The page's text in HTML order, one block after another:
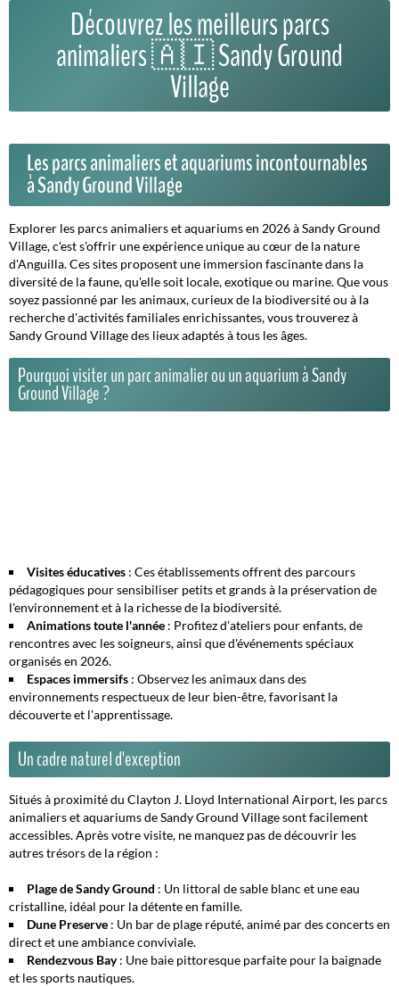
Découvrez les meilleurs parcs
animaliers 🇦🇮 Sandy Ground
Village
Les parcs animaliers et aquariums incontournables
à Sandy Ground Village
Explorer les parcs animaliers et aquariums en 2026 à Sandy Ground
Village, c'est s'offrir une expérience unique au cœur de la nature
d'Anguilla. Ces sites proposent une immersion fascinante dans la
diversité de la faune, qu'elle soit locale, exotique ou marine. Que vous
soyez passionné par les animaux, curieux de la biodiversité ou à la
recherche d'activités familiales enrichissantes, vous trouverez à
Sandy Ground Village des lieux adaptés à tous les âges.
Pourquoi visiter un parc animalier ou un aquarium à Sandy
Ground Village ?
Visites éducatives : Ces établissements offrent des parcours
pédagogiques pour sensibiliser petits et grands à la préservation de
l'environnement et à la richesse de la biodiversité.
Animations toute l'année : Profitez d'ateliers pour enfants, de
rencontres avec les soigneurs, ainsi que d'événements spéciaux
organisés en 2026.
Espaces immersifs : Observez les animaux dans des
environnements respectueux de leur bien-être, favorisant la
découverte et l'apprentissage.
Un cadre naturel d'exception
Situés à proximité du Clayton J. Lloyd International Airport, les parcs
animaliers et aquariums de Sandy Ground Village sont facilement
accessibles. Après votre visite, ne manquez pas de découvrir les
autres trésors de la région :
Plage de Sandy Ground : Un littoral de sable blanc et une eau
cristalline, idéal pour la détente en famille.
Dune Preserve : Un bar de plage réputé, animé par des concerts en
direct et une ambiance conviviale.
Rendezvous Bay: Une baie pittoresque parfaite pour la baignade
et les sports nautiques.